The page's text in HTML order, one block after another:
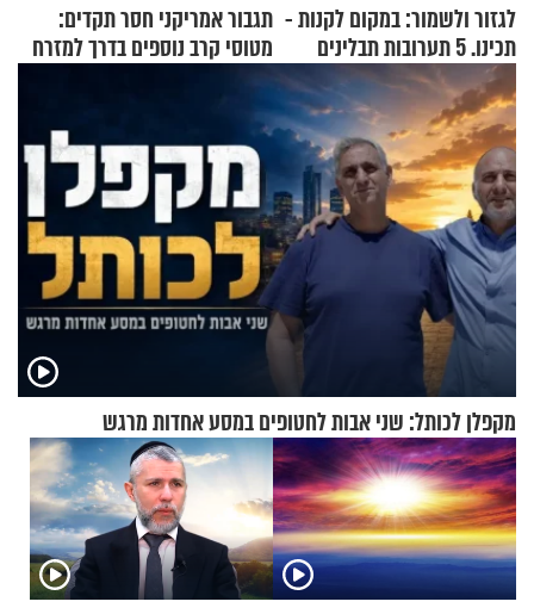
לגזור ולשמור: במקום לקנות -
תכינו. 5 תערובות תבלינים
שמתאימות להכל
תגבור אמריקני חסר תקדים:
מטוסי קרב נוספים בדרך למזרח
התיכון
מקפלן לכותל: שני אבות לחטופים במסע אחדות מרגש